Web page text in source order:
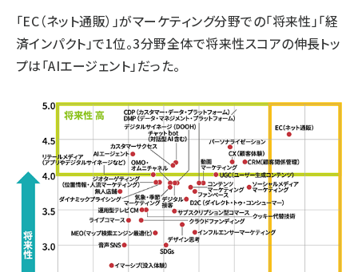
「EC（ネット通販）」がマーケティング分野での「将来性」「経
済インパクト」で1位。3分野全体で将来性スコアの伸長トッ
プは「AIエージェント」だった。